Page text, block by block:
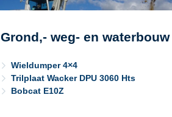
Grond,- weg- en waterbouw
Wieldumper 4×4
Trilplaat Wacker DPU 3060 Hts
Bobcat E10Z